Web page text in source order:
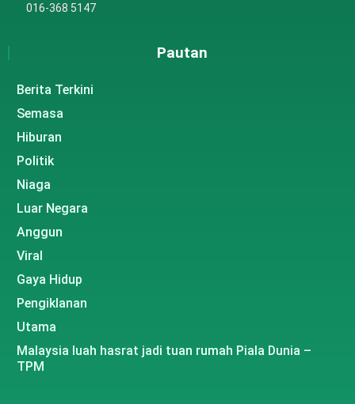
016-368 5147
Pautan
Berita Terkini
Semasa
Hiburan
Politik
Niaga
Luar Negara
Anggun
Viral
Gaya Hidup
Pengiklanan
Utama
Malaysia luah hasrat jadi tuan rumah Piala Dunia –
TPM